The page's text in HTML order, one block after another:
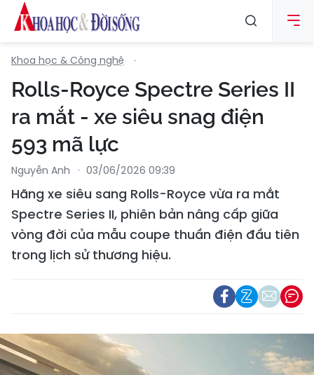
Khoa học & Công nghệ
Rolls-Royce Spectre Series II
ra mắt - xe siêu snag điện
593 mã lực
Nguyễn Anh 03/06/2026 09:39
Hãng xe siêu sang Rolls-Royce vừa ra mắt
Spectre Series II, phiên bản nâng cấp giữa
vòng đời của mẫu coupe thuần điện đầu tiên
trong lịch sử thương hiệu.